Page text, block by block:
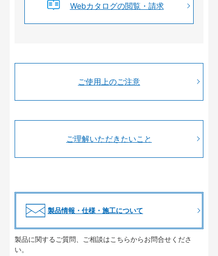
Webカタログの閲覧・請求
ご使用上のご注意
ご理解いただきたいこと
製品情報・仕様・施工について
製品に関するご質問、ご相談はこちらからお問合せくださ
い。